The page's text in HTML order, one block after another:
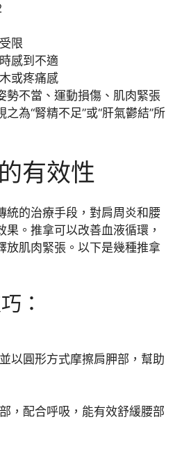
限
感到不適
或疼痛感
勢不當、運動損傷、肌肉緊張
為“腎精不足”或“肝氣鬱結”所
有效性
統的治療手段，對肩周炎和腰
果。推拿可以改善血液循環，
放肌肉緊張。以下是幾種推拿
：
以圓形方式摩擦肩胛部，幫助
，配合呼吸，能有效舒緩腰部